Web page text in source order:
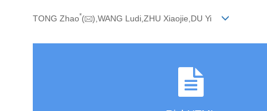
TONG Zhao*( ),WANG Ludi,ZHU Xiaojie,DU Yi